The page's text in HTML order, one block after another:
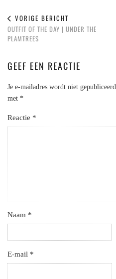
VORIGE BERICHT
OUTFIT OF THE DAY | UNDER THE
PLAMTREES​
GEEF EEN REACTIE
Je e-mailadres wordt niet gepubliceerd.
met *
Reactie *
Naam *
E-mail *